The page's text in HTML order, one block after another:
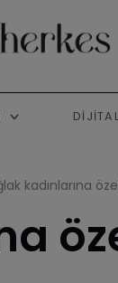
kadınlarına